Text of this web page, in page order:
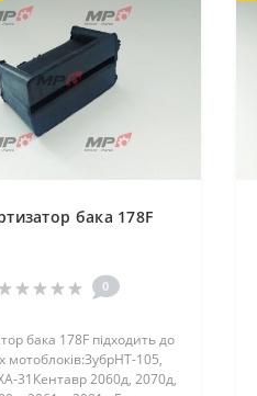
бака 178F
0
бака 178F підходить до
мотоблоків:ЗубрHT-105,
31Кентавр 2060д, 2070д,